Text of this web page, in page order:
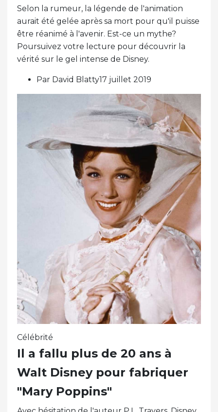
Selon la rumeur, la légende de l'animation
aurait été gelée après sa mort pour qu'il puisse
être réanimé à l'avenir. Est-ce un mythe?
Poursuivez votre lecture pour découvrir la
vérité sur le gel intense de Disney.
Par David Blatty17 juillet 2019
Célébrité
Il a fallu plus de 20 ans à
Walt Disney pour fabriquer
"Mary Poppins"